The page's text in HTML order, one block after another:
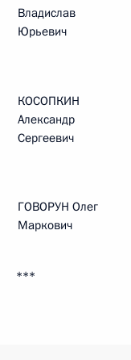
Владислав
Юрьевич
КОСОПКИН
Александр
Сергеевич
ГОВОРУН Олег
Маркович
***